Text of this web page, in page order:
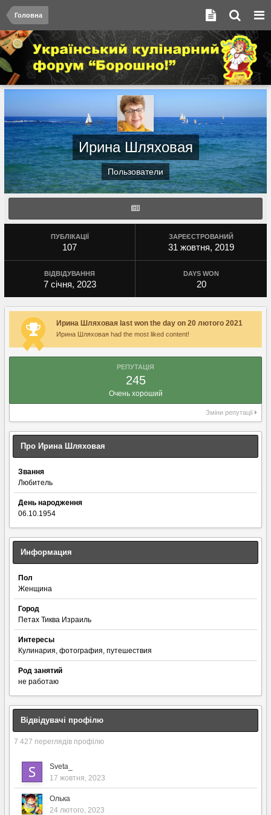
Головна
Ирина Шляховая
Пользователи
ПУБЛІКАЦІЇ
107
ЗАРЕЄСТРОВАНИЙ
31 жовтня, 2019
ВІДВІДУВАННЯ
7 січня, 2023
DAYS WON
20
Ирина Шляховая last won the day on 20 лютого 2021
Ирина Шляховая had the most liked content!
РЕПУТАЦІЯ
245
Очень хороший
Зміни репутації
Про Ирина Шляховая
Звання
Любитель
День народження
06.10.1954
Информация
Пол
Женщина
Город
Петах Тиква Израиль
Интересы
Кулинария, фотография, путешествия
Род занятий
не работаю
Відвідувачі профілю
7 427 переглядів профілю
Sveta_
17 жовтня, 2023
Олька
24 лютого, 2023